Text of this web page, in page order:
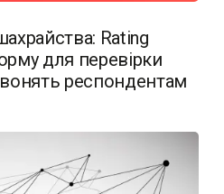
Rating
для перевірки
респондентам